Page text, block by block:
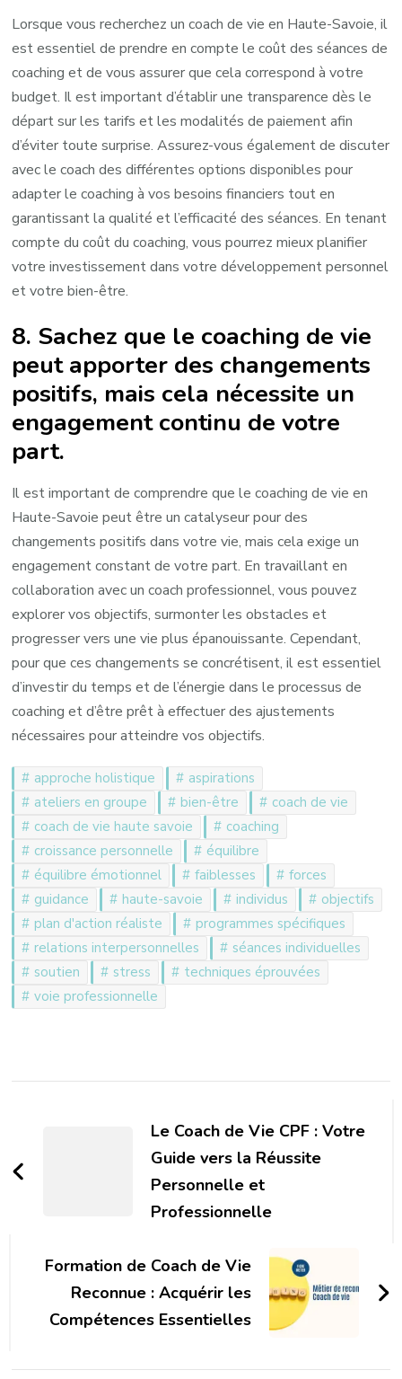
Lorsque vous recherchez un coach de vie en Haute-Savoie, il
est essentiel de prendre en compte le coût des séances de
coaching et de vous assurer que cela correspond à votre
budget. Il est important d’établir une transparence dès le
départ sur les tarifs et les modalités de paiement afin
d’éviter toute surprise. Assurez-vous également de discuter
avec le coach des différentes options disponibles pour
adapter le coaching à vos besoins financiers tout en
garantissant la qualité et l’efficacité des séances. En tenant
compte du coût du coaching, vous pourrez mieux planifier
votre investissement dans votre développement personnel
et votre bien-être.
8. Sachez que le coaching de vie
peut apporter des changements
positifs, mais cela nécessite un
engagement continu de votre
part.
Il est important de comprendre que le coaching de vie en
Haute-Savoie peut être un catalyseur pour des
changements positifs dans votre vie, mais cela exige un
engagement constant de votre part. En travaillant en
collaboration avec un coach professionnel, vous pouvez
explorer vos objectifs, surmonter les obstacles et
progresser vers une vie plus épanouissante. Cependant,
pour que ces changements se concrétisent, il est essentiel
d’investir du temps et de l’énergie dans le processus de
coaching et d’être prêt à effectuer des ajustements
nécessaires pour atteindre vos objectifs.
approche holistique
aspirations
ateliers en groupe
bien-être
coach de vie
coach de vie haute savoie
coaching
croissance personnelle
équilibre
équilibre émotionnel
faiblesses
forces
guidance
haute-savoie individus
objectifs
plan d'action réaliste
programmes spécifiques
relations interpersonnelles
séances individuelles
soutien
stress
techniques éprouvées
voie professionnelle
Le Coach de Vie CPF : Votre
Guide vers la Réussite
Personnelle et
Professionnelle
Formation de Coach de Vie
Reconnue : Acquérir les
Compétences Essentielles